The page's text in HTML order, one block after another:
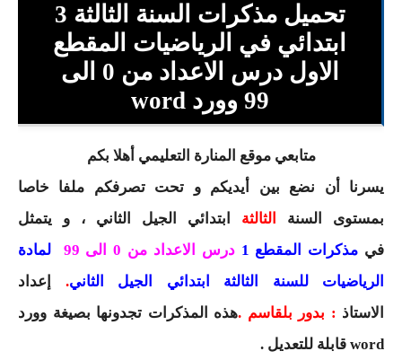
السنة الخامسة ابتدائي
شهادة التعليم الابتدائي
تزيين القسم
التعليم المتوسط
السنة الاولى متوسط
السنة الثانية متوسط
السنة الثالثة متوسط
السنة الرابعة متوسط
تحميل مذكرات السنة الثالثة 3
ابتدائي في الرياضيات المقطع
الاول درس الاعداد من 0 الى
99 وورد word
متابعي موقع المنارة التعليمي أهلا بكم
يسرنا أن نضع بين أيديكم و تحت تصرفكم ملفا خاصا
بمستوى السنة
الثالثة ابتدائي
الجيل الثاني ، و يتمثل
في مذكرات المقطع 1 درس الاعداد من 0 الى 99
لمادة
الرياضيات للسنة الثالثة ابتدائي الجيل الثاني. إعداد
الاستاذ : بدور بلقاسم .هذه المذكرات تجدونها بصيغة وورد
word قابلة للتعديل .